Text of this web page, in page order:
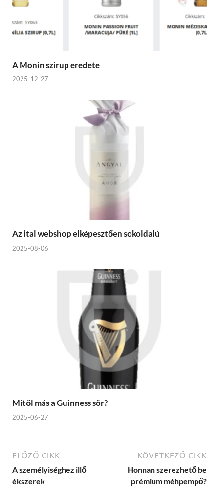
A Monin szirup eredete
2025-12-27
Az ital webshop elképesztően sokoldalú
2025-08-06
Mitől más a Guinness sör?
2025-06-27
ELŐZŐ CIKK
A személyiséghez illő
ékszerek
KÖVETKEZŐ CIKK
Honnan szerezhető be
prémium méhpempő?